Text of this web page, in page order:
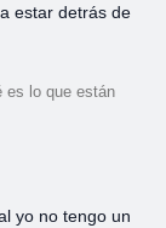
estar detrás de
es lo que están
yo no tengo un